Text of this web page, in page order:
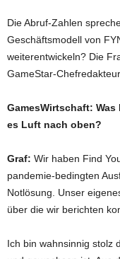
Die Abruf-Zahlen
Geschäftsmodell von
weiterentwickeln? Die
GameStar-
GamesWirtschaft:
es Luft nach oben?
Graf: Wir haben Find
pandemie-bedingten
Notlösung. Unser
über die wir berichten
Ich bin wahnsinnig stolz